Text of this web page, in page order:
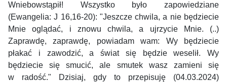
Wniebowstąpił! Wszystko było zapowiedziane
(Ewangelia: J 16,16-20): "Jeszcze chwila, a nie będziecie
Mnie oglądać, i znowu chwila, a ujrzycie Mnie. (..)
Zaprawdę, zaprawdę, powiadam wam: Wy będziecie
płakać i zawodzić, a świat się będzie weselił. Wy
będziecie się smucić, ale smutek wasz zamieni się
w radość."
Dzisiaj, gdy to przepisuję (04.03.2024)